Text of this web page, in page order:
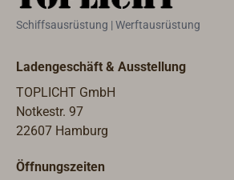
Schiffsausrüstung | Werftausrüstung
Ladengeschäft & Ausstellung
TOPLICHT GmbH
Notkestr. 97
22607 Hamburg
Öffnungszeiten